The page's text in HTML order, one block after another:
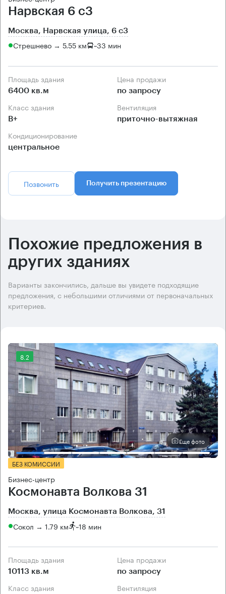
Нарвская 6 с3
Москва, Нарвская улица, 6 с3
Стрешнево → 5.55 км ~33 мин
Площадь здания
6400 кв.м
Цена продажи
по запросу
Класс здания
B+
Вентиляция
приточно-вытяжная
Кондиционирование
центральное
Позвонить Получить презентацию
Похожие предложения в
других зданиях
Варианты закончились, дальше вы увидете подходящие
предложения, с небольшими отличиями от первоначальных
критериев.
8.2
Еще фото
БЕЗ КОМИССИИ
Бизнес-центр
Космонавта Волкова 31
Москва, улица Космонавта Волкова, 31
Сокол → 1.79 км ~18 мин
Площадь здания
10113 кв.м
Цена продажи
по запросу
Класс здания Вентиляция